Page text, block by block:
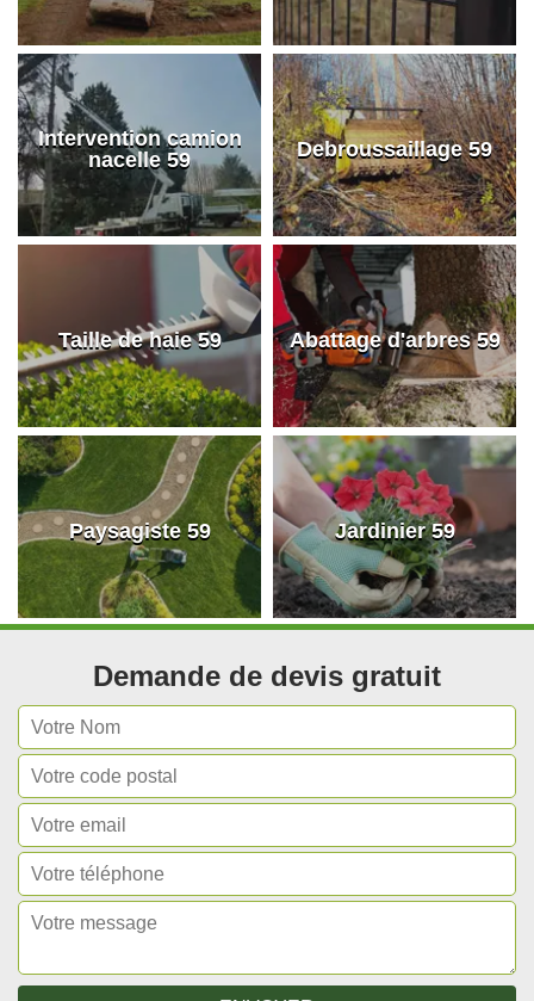
Intervention camion
nacelle 59
Debroussaillage 59
Taille de haie 59 Abattage d'arbres 59
Paysagiste 59 Jardinier 59
Demande de devis gratuit